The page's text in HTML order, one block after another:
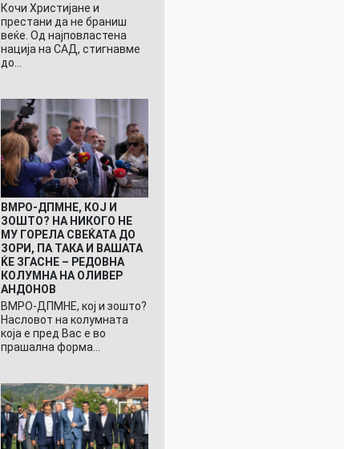
Кочи Христијане и
престани да не браниш
веќе. Од најповластена
нација на САД, стигнавме
до…
ВМРО-ДПМНЕ, КОЈ И
ЗОШТО? НА НИКОГО НЕ
МУ ГОРЕЛА СВЕЌАТА ДО
ЗОРИ, ПА ТАКА И ВАШАТА
ЌЕ ЗГАСНЕ – РЕДОВНА
КОЛУМНА НА ОЛИВЕР
АНДОНОВ
ВМРО-ДПМНЕ, кој и зошто?
Насловот на колумната
која е пред Вас е во
прашална форма…